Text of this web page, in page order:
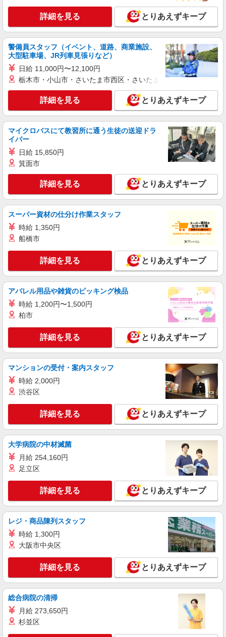
通費全支給(ガソリン代含む)＞
岡山市北区 ≪交通費全額支給！≫
キープ 詳細を見る
派遣社員
株式会社kotrio /●OK-H-1993638
NEW
岡山市北区｜サ高住STAFF＊落ち着いた雰囲
気でゆったりお仕事♪
時給1350円〜2062円 ＜日払い有/週払い有/交
通費全支給(ガソリン代含む)＞
岡山市北区
キープ 詳細を見る
株式会社kotrio /●OK-H-1975723
NEW
岡山市北区｜シニア向けマンションで生活サ
ポート・フロアの巡回
時給1350円〜2062円 ＜日払い有/週払い有/交
キープ 詳細を見る
派遣社員
株式会社kotrio /●OK-H-1976015
NEW
岡山市北区★シフト柔軟で長く働きやすいシ
時給1350円〜2062円 ＜日払い有/週払い有/交
通費全支給(ガソリン代含む)＞
岡山市北区/庭瀬駅周辺
キープ 詳細を見る
株式会社kotrio /●OK-H-2021266
NEW
岡山市北区＊グループホームSTAFF＊生活の
サポート業務を担当
時給1350円〜2062円 ＜日払い有/週払い有/交
通費全支給(ガソリン代含む)＞
岡山市北区 ≪交通費全額支給！≫
キープ 詳細を見る
派遣社員
株式会社kotrio /●OK-H-1993686
NEW
岡山市北区⇒需要のある福祉業界で介護デビ
時給1350円〜2062円 ＜日払い有/週払い有/交
通費全支給(ガソリン代含む)＞
岡山市北区
キープ
派遣社員
株式会社ブレイブ（マイナビグループ）/MD33
詳細を見る とりあえずキープ
警備員スタッフ（イベント、道路、商業施設、
大型駐車場、JR列車見張りなど）
日給 11,000円〜12,100円
栃木市・小山市・さいたま市西区・さいたま市岩槻区・久喜市・
詳細を見る とりあえずキープ
マイクロバスにて教習所に通う生徒の送迎ドラ
イバー
日給 15,850円
箕面市
詳細を見る とりあえずキープ
スーパー資材の仕分け作業スタッフ
時給 1,350円
船橋市
詳細を見る とりあえずキープ
アパレル用品や雑貨のピッキング検品
時給 1,200円〜1,500円
柏市
詳細を見る とりあえずキープ
マンションの受付・案内スタッフ
時給 2,000円
渋谷区
詳細を見る とりあえずキープ
大学病院の中材滅菌
月給 254,160円
足立区
詳細を見る とりあえずキープ
レジ・商品陳列スタッフ
時給 1,300円
大阪市中央区
詳細を見る とりあえずキープ
総合病院の清掃
月給 273,650円
杉並区